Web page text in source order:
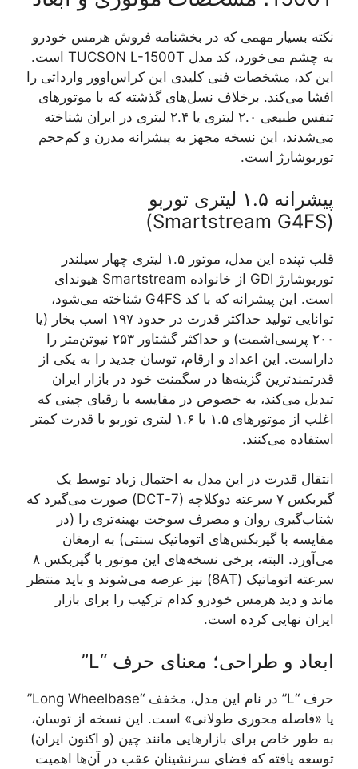
نکته بسیار مهمی که در بخشنامه فروش هرمس خودرو
به چشم می‌خورد، کد مدل TUCSON L-1500T است.
این کد، مشخصات فنی کلیدی این کراس‌اوور وارداتی را
افشا می‌کند. برخلاف نسل‌های گذشته که با موتورهای
تنفس طبیعی ۲.۰ لیتری یا ۲.۴ لیتری در ایران شناخته
می‌شدند، این نسخه مجهز به پیشرانه مدرن و کم‌حجم
توربوشارژ است.
پیشرانه ۱.۵ لیتری توربو
(Smartstream G4FS)
قلب تپنده این مدل، موتور ۱.۵ لیتری چهار سیلندر
توربوشارژ GDI از خانواده Smartstream هیوندای
است. این پیشرانه که با کد G4FS شناخته می‌شود،
توانایی تولید حداکثر قدرت در حدود ۱۹۷ اسب بخار (یا
۲۰۰ پرسی‌اشمت) و حداکثر گشتاور ۲۵۳ نیوتن‌متر را
داراست. این اعداد و ارقام، توسان جدید را به یکی از
قدرتمندترین گزینه‌ها در سگمنت خود در بازار ایران
تبدیل می‌کند، به خصوص در مقایسه با رقبای چینی که
اغلب از موتورهای ۱.۵ یا ۱.۶ لیتری توربو با قدرت کمتر
استفاده می‌کنند.
انتقال قدرت در این مدل به احتمال زیاد توسط یک
گیربکس ۷ سرعته دوکلاچه (7-DCT) صورت می‌گیرد که
شتاب‌گیری روان و مصرف سوخت بهینه‌تری را (در
مقایسه با گیربکس‌های اتوماتیک سنتی) به ارمغان
می‌آورد. البته، برخی نسخه‌های این موتور با گیربکس ۸
سرعته اتوماتیک (8AT) نیز عرضه می‌شوند و باید منتظر
ماند و دید هرمس خودرو کدام ترکیب را برای بازار
ایران نهایی کرده است.
ابعاد و طراحی؛ معنای حرف “L”
حرف “L” در نام این مدل، مخفف “Long Wheelbase”
یا «فاصله محوری طولانی» است. این نسخه از توسان،
به طور خاص برای بازارهایی مانند چین (و اکنون ایران)
توسعه یافته که فضای سرنشینان عقب در آن‌ها اهمیت